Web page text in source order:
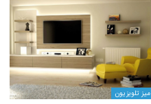
میز تلویزیون